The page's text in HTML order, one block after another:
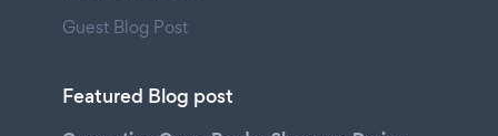
Guest Blog Post
Featured Blog post